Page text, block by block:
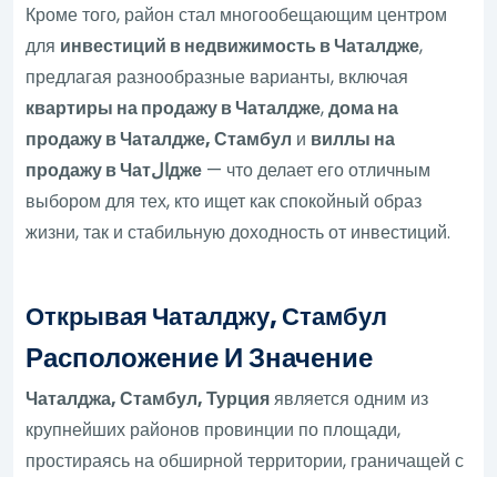
Кроме того, район стал многообещающим центром
для инвестиций в недвижимость в Чаталдже,
предлагая разнообразные варианты, включая
квартиры на продажу в Чаталдже,дома на
продажу в Чаталдже, Стамбул и виллы на
продажу в Чатالдже — что делает его отличным
выбором для тех, кто ищет как спокойный образ
жизни, так и стабильную доходность от инвестиций.
Открывая Чаталджу, Стамбул
Расположение И Значение
Чаталджа, Стамбул, Турцияявляется одним из
крупнейших районов провинции по площади,
простираясь на обширной территории, граничащей с